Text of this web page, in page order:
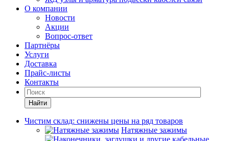
О компании
Новости
Акции
Вопрос-ответ
Партнёры
Услуги
Доставка
Прайс-листы
Контакты
Найти
Чистим склад: снижены цены на ряд товаров
Натяжные зажимы